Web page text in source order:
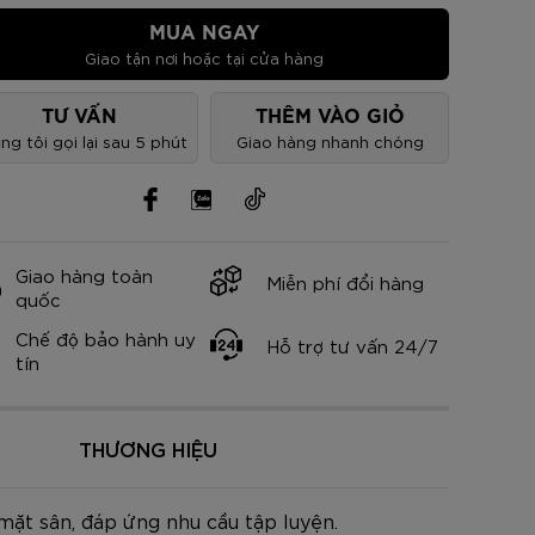
Cam
MUA NGAY
Giao tận nơi hoặc tại cửa hàng
TƯ VẤN
tôi gọi lại sau 5 phút
THÊM VÀO GIỎ
Giao hàng nhanh chóng
Giao hàng toàn
quốc
Miễn phí đổi hàng
Chế độ bảo hành uy
tín
Hỗ trợ tư vấn 24/7
THƯƠNG HIỆU
sân, đáp ứng nhu cầu tập luyện.